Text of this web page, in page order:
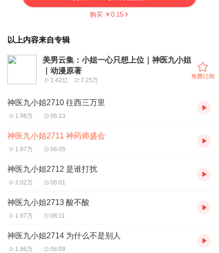
购买 ￥ 0.15
以上内容来自专辑
美男云集：小姐一心只想上位｜神医九小姐
｜动漫原著
1.42亿 7.25万
免费订阅
神医九小姐2710 往西三万里
1.98万 06:13
神医九小姐2711 神药师盛会
1.97万 06:05
神医九小姐2712 是谁打扰
2.02万 06:01
神医九小姐2713 酸不酸
1.97万 06:11
神医九小姐2714 为什么不是别人
1.96万 06:08